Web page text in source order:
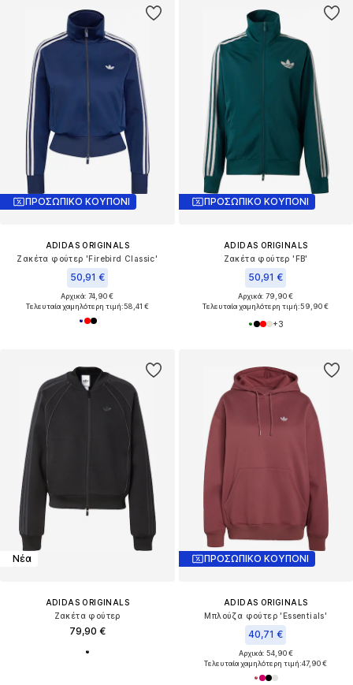
ΠΡΟΣΩΠΙΚΟ ΚΟΥΠΟΝΙ
ADIDAS ORIGINALS
Ζακέτα φούτερ 'Firebird Classic'
50,91 €
Αρχικά: 74,90 €
Τελευταία χαμηλότερη τιμή:58,41 €
ΠΡΟΣΩΠΙΚΟ ΚΟΥΠΟΝΙ
ADIDAS ORIGINALS
Ζακέτα φούτερ 'FB'
50,91 €
Αρχικά: 79,90 €
Τελευταία χαμηλότερη τιμή:59,90 €
+3
Νέα
ADIDAS ORIGINALS
Ζακέτα φούτερ
79,90 €
ΠΡΟΣΩΠΙΚΟ ΚΟΥΠΟΝΙ
ADIDAS ORIGINALS
Μπλούζα φούτερ 'Essentials'
40,71 €
Αρχικά: 54,90 €
Τελευταία χαμηλότερη τιμή:47,90 €